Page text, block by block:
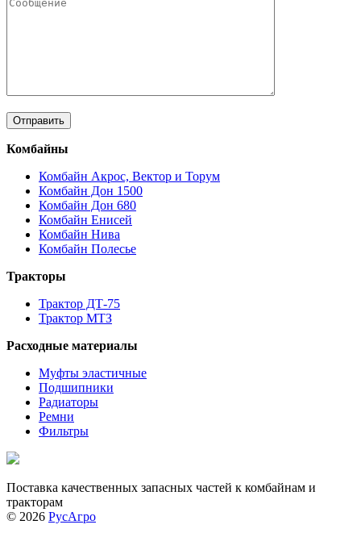
Комбайны
Комбайн Акрос, Вектор и Торум
Комбайн Дон 1500
Комбайн Дон 680
Комбайн Енисей
Комбайн Нива
Комбайн Полесье
Тракторы
Трактор ДТ-75
Трактор МТЗ
Расходные материалы
Муфты эластичные
Подшипники
Радиаторы
Ремни
Фильтры
Поставка качественных запасных частей к комбайнам и
тракторам
© 2026 РусАгро